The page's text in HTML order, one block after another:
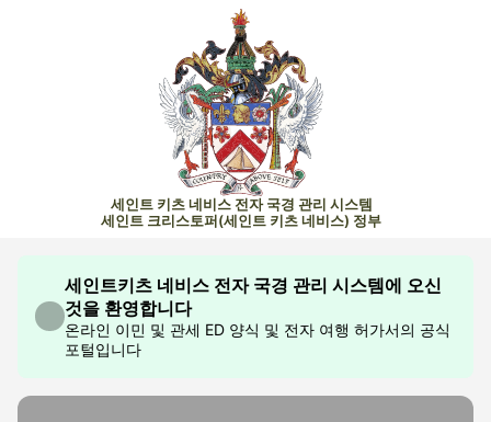
세인트 키츠 네비스 전자 국경 관리 시스템
세인트 크리스토퍼(세인트 키츠 네비스) 정부
세인트키츠 네비스 전자 국경 관리 시스템에 오신
것을 환영합니다
온라인 이민 및 관세 ED 양식 및 전자 여행 허가서의 공식
포털입니다